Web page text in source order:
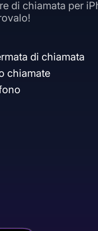
di chiamata per
di chiamata
chiamate